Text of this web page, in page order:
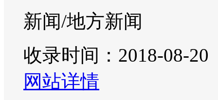
新闻/地方新闻
收录时间：2018-08-20
网站详情